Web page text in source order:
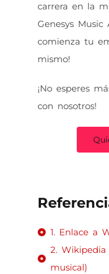
carrera en la
Genesys Music
comienza tu
mismo!
¡No esperes
con nosotros!
1. Enlace a
2.
musical)